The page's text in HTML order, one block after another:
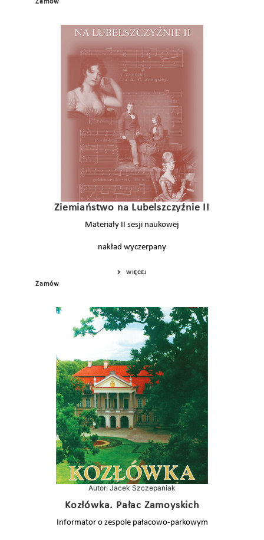
Zamów
Ziemiaństwo na Lubelszczyźnie II
Materiały II sesji naukowej
nakład wyczerpany
WIĘCEJ
Zamów
Autor: Jacek Szczepaniak
Kozłówka. Pałac Zamoyskich
Informator o zespole pałacowo-parkowym